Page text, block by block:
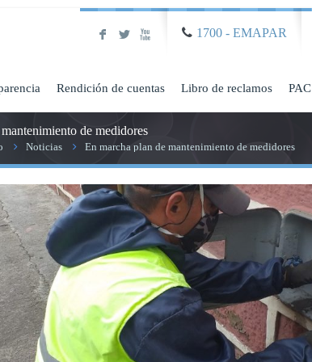
F L X 1700 - EMAPAR
Rendición de cuentas Libro de reclamos PAC
de medidores
Noticias En marcha plan de mantenimiento de medidores